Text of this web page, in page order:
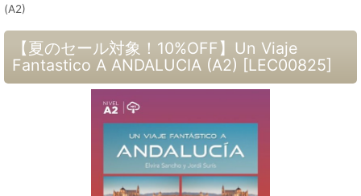
(A2)
【夏のセール対象！10%OFF】Un Viaje
Fantastico A ANDALUCIA (A2) [LEC00825]